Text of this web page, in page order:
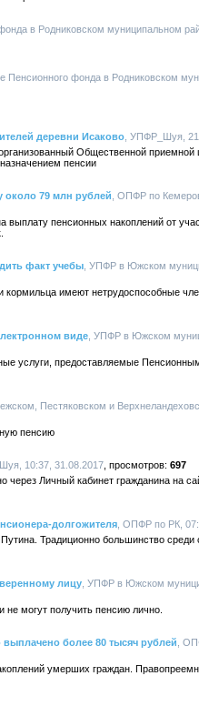
в Родниковском муниципальном
Пенсионного фонда в Родниковском
деревни Исаково , УПФР_Шуя,
Общественной приемной
пенсии
около 79 млн рублей , ОПФР по
пенсионных накоплений от
факт учебы , УПФР в Южском
имеют нетрудоспособные
виде , УПФР в Южском
услуги, предоставляемые
Пестяковском и
пенсию
10:37, 31.08.2017
697
Личный кабинет гражданина на
долгожителя , ОПФР по РК,
Традиционно большинство
лицу , УПФР в Южском
могут получить пенсию лично.
более 80 тысяч рублей ,
умерших граждан.